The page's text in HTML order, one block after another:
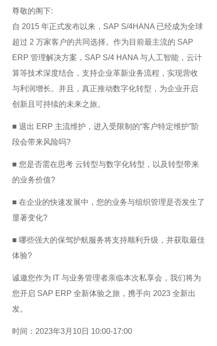
尊敬的阁下:
自 2015 年正式发布以来，SAP S/4HANA 已经成为全球
超过 2 万家客户的共同选择。作为目前最主流的 SAP
ERP 管理解决方案，SAP S/4 HANA 与人工智能，云计
算等技术深度结合，支持企业革新业务流程，实现营收
与利润增长。并且，真正推动数字化转型，为企业开启
创新且可持续的未来之旅。
■ 退出 ERP 主流维护，进入受限制的“客户特定维护”阶
段会带来风险吗?
■ 您是否需在思考 云转型与数字化转型，以及转型带来
的业务价值?
■ 在企业的快速发展中，您的业务与组织管理是否发生了
显著变化?
■ 哪些强大的保驾护航服务将支持顺利升级，并获取最佳
体验?
诚邀您作为 IT 与业务管理者亲临本次私享会，我们将为
您开启 SAP ERP 全新体验之旅，携手向 2023 全新出
发。
时间：2023年3月10日 10:00-17:00